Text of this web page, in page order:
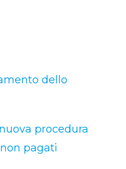
dello
procedura
pagati